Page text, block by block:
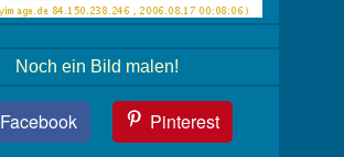
Noch ein Bild malen!
Facebook Pinterest